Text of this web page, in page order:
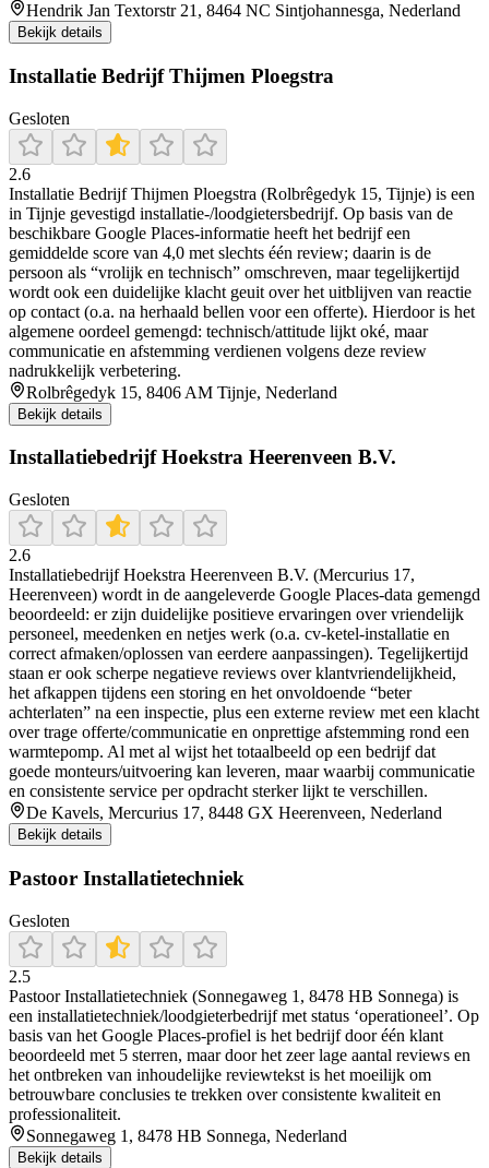
Hendrik Jan Textorstr 21, 8464 NC Sintjohannesga, Nederland
Bekijk details
Installatie Bedrijf Thijmen Ploegstra
Gesloten
2.6
Installatie Bedrijf Thijmen Ploegstra (Rolbrêgedyk 15, Tijnje) is een
in Tijnje gevestigd installatie-/loodgietersbedrijf. Op basis van de
beschikbare Google Places-informatie heeft het bedrijf een
gemiddelde score van 4,0 met slechts één review; daarin is de
persoon als “vrolijk en technisch” omschreven, maar tegelijkertijd
wordt ook een duidelijke klacht geuit over het uitblijven van reactie
op contact (o.a. na herhaald bellen voor een offerte). Hierdoor is het
algemene oordeel gemengd: technisch/attitude lijkt oké, maar
communicatie en afstemming verdienen volgens deze review
nadrukkelijk verbetering.
Rolbrêgedyk 15, 8406 AM Tijnje, Nederland
Bekijk details
Installatiebedrijf Hoekstra Heerenveen B.V.
Gesloten
2.6
Installatiebedrijf Hoekstra Heerenveen B.V. (Mercurius 17,
Heerenveen) wordt in de aangeleverde Google Places-data gemengd
beoordeeld: er zijn duidelijke positieve ervaringen over vriendelijk
personeel, meedenken en netjes werk (o.a. cv-ketel-installatie en
correct afmaken/oplossen van eerdere aanpassingen). Tegelijkertijd
staan er ook scherpe negatieve reviews over klantvriendelijkheid,
het afkappen tijdens een storing en het onvoldoende “beter
achterlaten” na een inspectie, plus een externe review met een klacht
over trage offerte/communicatie en onprettige afstemming rond een
warmtepomp. Al met al wijst het totaalbeeld op een bedrijf dat
goede monteurs/uitvoering kan leveren, maar waarbij communicatie
en consistente service per opdracht sterker lijkt te verschillen.
De Kavels, Mercurius 17, 8448 GX Heerenveen, Nederland
Bekijk details
Pastoor Installatietechniek
Gesloten
2.5
Pastoor Installatietechniek (Sonnegaweg 1, 8478 HB Sonnega) is
een installatietechniek/loodgieterbedrijf met status ‘operationeel’. Op
basis van het Google Places-profiel is het bedrijf door één klant
beoordeeld met 5 sterren, maar door het zeer lage aantal reviews en
het ontbreken van inhoudelijke reviewtekst is het moeilijk om
betrouwbare conclusies te trekken over consistente kwaliteit en
professionaliteit.
Sonnegaweg 1, 8478 HB Sonnega, Nederland
Bekijk details